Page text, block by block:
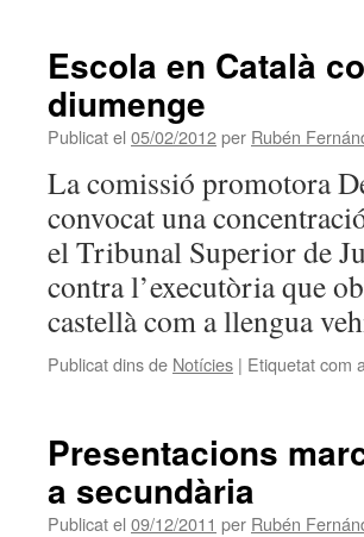
Escola en Català
diumenge
Publicat el 05/02/2012per Rubén
La comissió promotora
convocat una
el Tribunal Superior de
contra l’executòria que
castellà com a llengua
Publicat dins de Notícies | Etiquetat com a
Presentacions
a secundària
Publicat el 09/12/2011 per Rubén